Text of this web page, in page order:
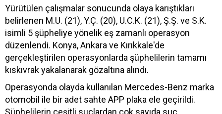
Yürütülen çalışmalar sonucunda olaya karıştıkları
belirlenen M.U. (21), Y.Ç. (20), U.C.K. (21), Ş.Ş. ve S.K.
isimli 5 şüpheliye yönelik eş zamanlı operasyon
düzenlendi. Konya, Ankara ve Kırıkkale'de
gerçekleştirilen operasyonlarda şüphelilerin tamamı
kıskıvrak yakalanarak gözaltına alındı.
Operasyonda olayda kullanılan Mercedes-Benz marka
otomobil ile bir adet sahte APP plaka ele geçirildi.
Şüphelilerin çeşitli suçlardan çok sayıda suç